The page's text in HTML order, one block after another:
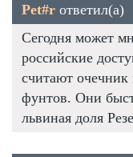
Pet#r ответил(а)
Сегодня может
российские
считают очечник
фунтов. Они
львиная доля